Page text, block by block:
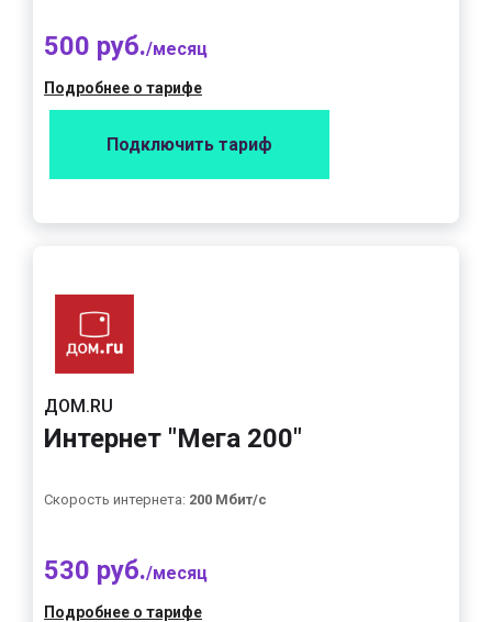
500 руб./месяц
Подробнее о тарифе
Подключить тариф
ДОМ.RU
Интернет "Мега 200"
Скорость интернета: 200 Мбит/с
530 руб./месяц
Подробнее о тарифе